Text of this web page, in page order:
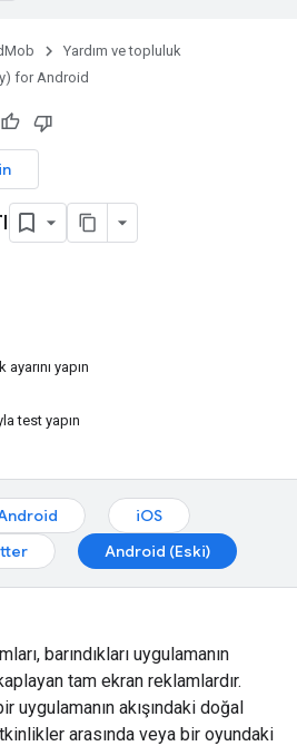
Yardım ve topluluk
for Android
yapın
test yapın
iOS
Android (Eski)
barındıkları uygulamanın
tam ekran reklamlardır.
uygulamanın akışındaki doğal
arasında veya bir oyundaki